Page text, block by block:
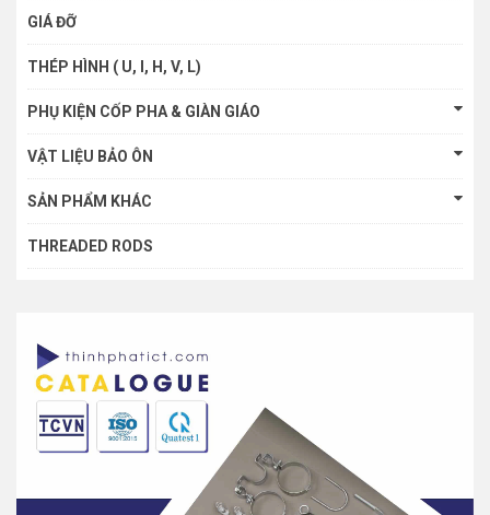
GIÁ ĐỠ
THÉP HÌNH ( U, I, H, V, L)
PHỤ KIỆN CỐP PHA & GIÀN GIÁO
VẬT LIỆU BẢO ÔN
SẢN PHẨM KHÁC
THREADED RODS